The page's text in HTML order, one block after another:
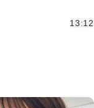
13:12